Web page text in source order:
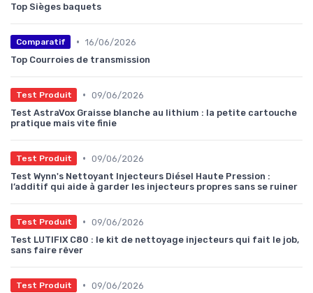
Top Sièges baquets
Comparatif • 16/06/2026
Top Courroies de transmission
Test Produit • 09/06/2026
Test AstraVox Graisse blanche au lithium : la petite cartouche
pratique mais vite finie
Test Produit • 09/06/2026
Test Wynn's Nettoyant Injecteurs Diésel Haute Pression :
l’additif qui aide à garder les injecteurs propres sans se ruiner
Test Produit • 09/06/2026
Test LUTIFIX C80 : le kit de nettoyage injecteurs qui fait le job,
sans faire rêver
Test Produit • 09/06/2026